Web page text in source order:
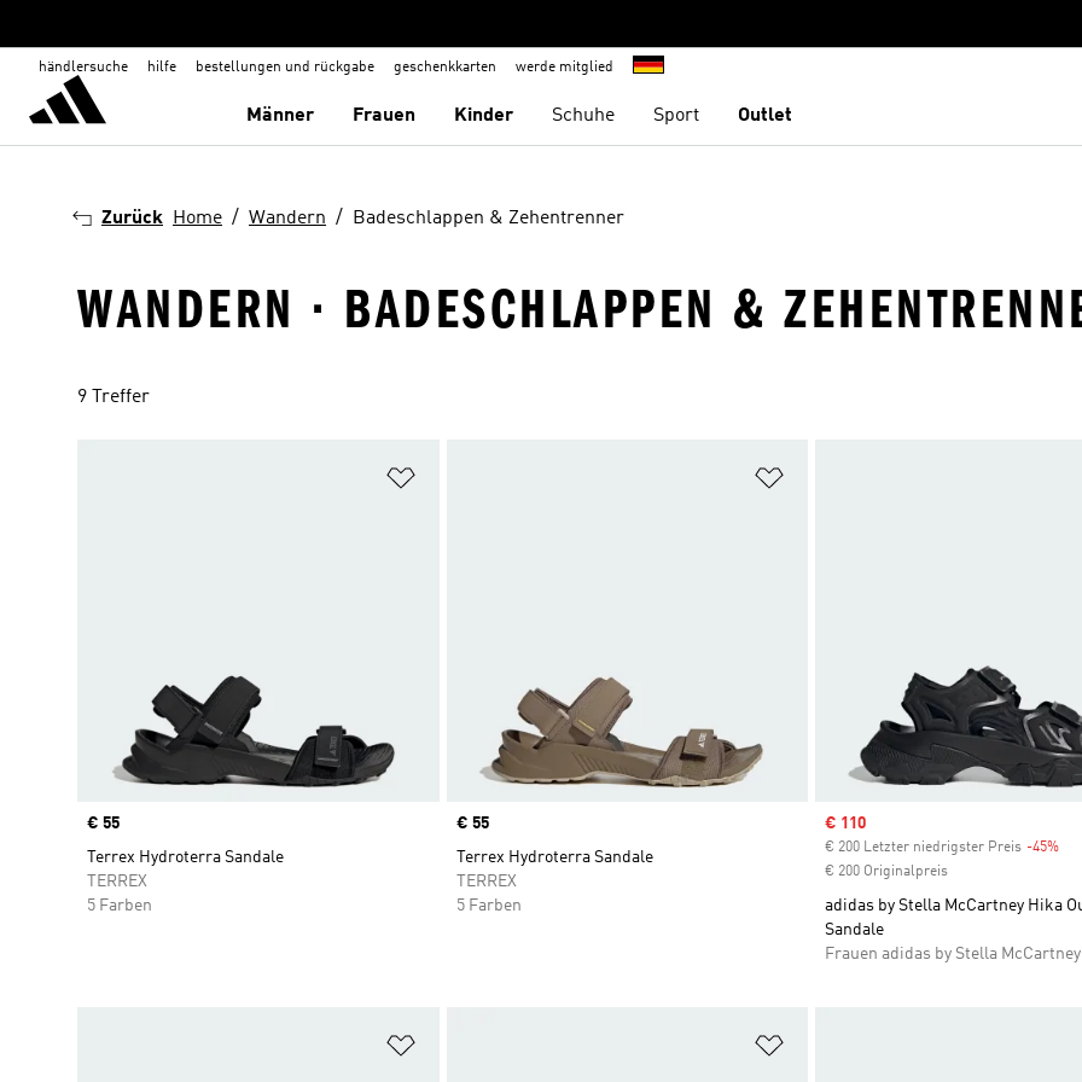
händlersuche hilfe bestellungen und rückgabe geschenkkarten werde mitglied
Männer Frauen Kinder Schuhe Sport Outlet
Zurück Home Wandern Badeschlappen & Zehentrenner
WANDERN · BADESCHLAPPEN &
9 Treffer
Price
€ 55
Terrex Hydroterra Sandale
TERREX
5 Farben
Price
€ 55
Terrex Hydroterra Sandale
TERREX
5 Farben
Sale price
€ 110
€ 200 Letzter niedrigster Preis -45%
€ 200 Originalpreis
adidas by Stella McCartney Hika
Sandale
Frauen adidas by Stella McCartney